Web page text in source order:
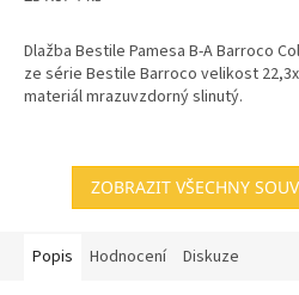
Dlažba Bestile Pamesa B-A Barroco
ze série Bestile Barroco velikost
materiál mrazuvzdorný slinutý.
ZOBRAZIT VŠECHNY
Popis Hodnocení Diskuze